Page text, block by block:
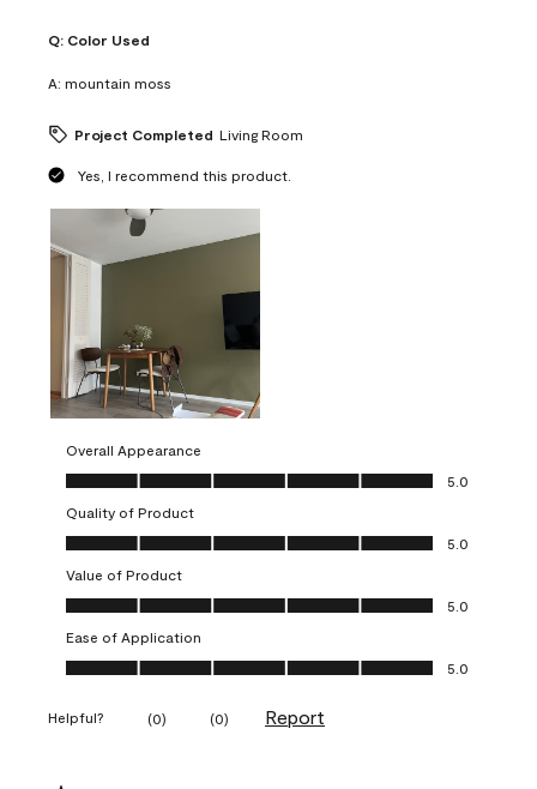
Q: Color Used
A: mountain moss
Project Completed Living Room
Yes, I recommend this product.
Overall Appearance
Overall Appearance, 5.0 out of 5
5.0
Quality of Product
Quality of Product, 5.0 out of 5
5.0
Value of Product
Value of Product, 5.0 out of 5
5.0
Ease of Application
Ease of Application, 5.0 out of 5
5.0
Helpful? (0) (0) Report